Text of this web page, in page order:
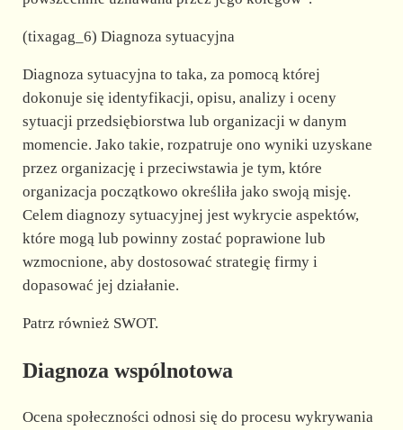
(tixagag_6) Diagnoza sytuacyjna
Diagnoza sytuacyjna to taka, za pomocą której
dokonuje się identyfikacji, opisu, analizy i oceny
sytuacji przedsiębiorstwa lub organizacji w danym
momencie. Jako takie, rozpatruje ono wyniki uzyskane
przez organizację i przeciwstawia je tym, które
organizacja początkowo określiła jako swoją misję.
Celem diagnozy sytuacyjnej jest wykrycie aspektów,
które mogą lub powinny zostać poprawione lub
wzmocnione, aby dostosować strategię firmy i
dopasować jej działanie.
Patrz również SWOT.
Diagnoza wspólnotowa
Ocena społeczności odnosi się do procesu wykrywania